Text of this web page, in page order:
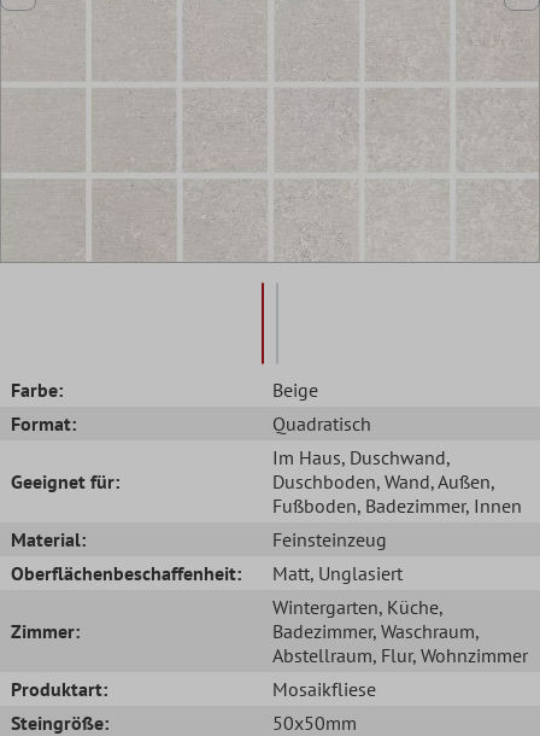
Farbe:
Beige
Format:
Quadratisch
Geeignet für:
Im Haus, Duschwand,
Duschboden, Wand, Außen,
Fußboden, Badezimmer, Innen
Material:
Feinsteinzeug
Oberflächenbeschaffenheit:
Matt, Unglasiert
Zimmer:
Wintergarten, Küche,
Badezimmer, Waschraum,
Abstellraum, Flur, Wohnzimmer
Produktart:
Mosaikfliese
Steingröße:
50x50mm